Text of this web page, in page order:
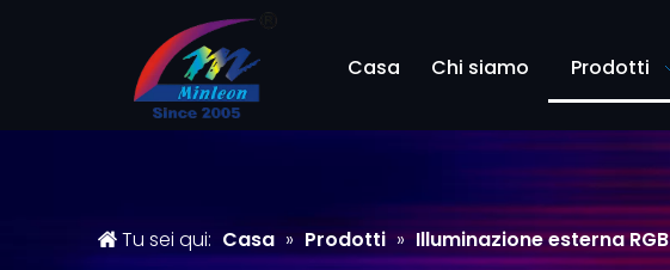
Casa Chi siamo Prodotti
Tu sei qui: Casa » Prodotti » Illuminazione esterna RGB